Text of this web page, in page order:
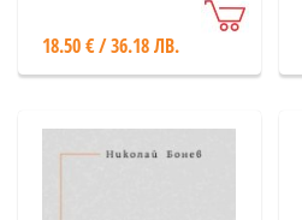
18.50 € / 36.18 ЛВ.